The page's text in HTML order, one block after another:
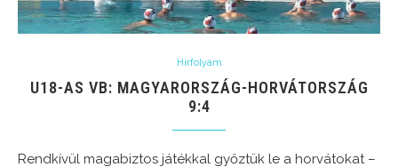
Hírfolyam
U18-AS VB: MAGYARORSZÁG-HORVÁTORSZÁG
9:4
Rendkívül magabiztos játékkal győztük le a horvátokat –